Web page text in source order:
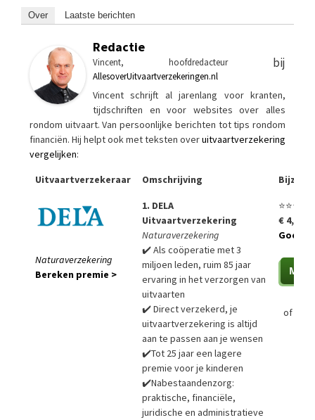
Over Laatste berichten
Redactie
Vincent, hoofdredacteurbij
AllesoverUitvaartverzekeringen.nl
Vincent schrijft al jarenlang voor kranten,
tijdschriften en voor websites over alles
rondom uitvaart. Van persoonlijke berichten tot tips rondom
financiën. Hij helpt ook met teksten overuitvaartverzekering
vergelijken:
Uitvaartverzekeraar
Omschrijving
Naturaverzekering
Bereken premie >
1. DELA
Uitvaartverzekering
Naturaverzekering
✔️ Als coöperatie met 3
miljoen leden, ruim 85 jaar
ervaring in het verzorgen van
uitvaarten
✔️ Direct verzekerd, je
uitvaartverzekering is altijd
aan te passen aan je wensen
✔️Tot 25 jaar een lagere
premie voor je kinderen
✔️Nabestaandenzorg:
praktische, financiële,
juridische en administratieve
⭐⭐⭐⭐⭐
€ 4,99
of